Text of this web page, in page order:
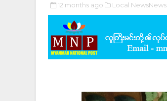
12 months ago Local NewsNews,